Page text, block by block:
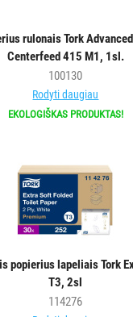
rulonais Tork
Centerfeed 415 M1, 1sl.
100130
Rodyti daugiau
EKOLOGIŠKAS PRODUKTAS!
popierius lapeliais Tork
T3, 2sl
114276